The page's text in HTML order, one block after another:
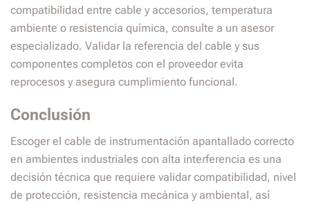
compatibilidad entre cable y accesorios, temperatura
ambiente o resistencia química, consulte a un asesor
especializado. Validar la referencia del cable y sus
componentes completos con el proveedor evita
reprocesos y asegura cumplimiento funcional.
Conclusión
Escoger el cable de instrumentación apantallado correcto
en ambientes industriales con alta interferencia es una
decisión técnica que requiere validar compatibilidad, nivel
de protección, resistencia mecánica y ambiental, así